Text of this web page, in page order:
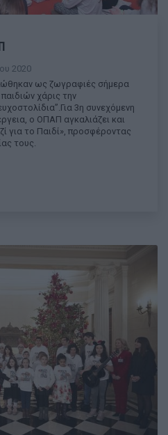
2020
ως ζωγραφιές σήμερα
χάρις την
3η συνεχόμενη
ο ΟΠΑΠ αγκαλιάζει και
για το Παιδί», προσφέροντας
τους.